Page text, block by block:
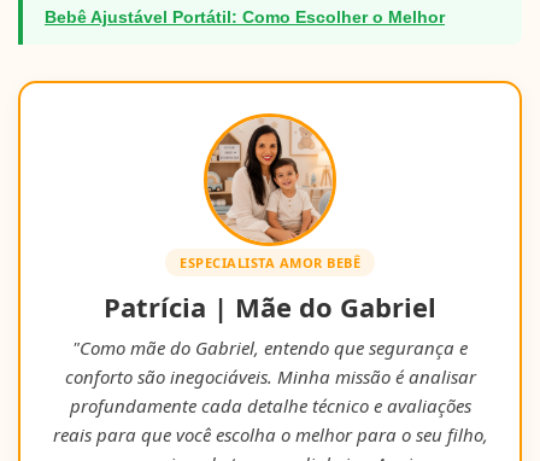
Bebê Ajustável Portátil: Como Escolher o Melhor
ESPECIALISTA AMOR BEBÊ
Patrícia | Mãe do Gabriel
"Como mãe do Gabriel, entendo que segurança e
conforto são inegociáveis. Minha missão é analisar
profundamente cada detalhe técnico e avaliações
reais para que você escolha o melhor para o seu filho,